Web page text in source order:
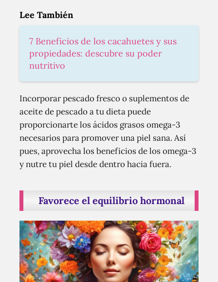
Lee También
7 Beneficios de los cacahuetes y sus
propiedades: descubre su poder
nutritivo
Incorporar pescado fresco o suplementos de
aceite de pescado a tu dieta puede
proporcionarte los ácidos grasos omega-3
necesarios para promover una piel sana. Así
pues, aprovecha los beneficios de los omega-3
y nutre tu piel desde dentro hacia fuera.
Favorece el equilibrio hormonal